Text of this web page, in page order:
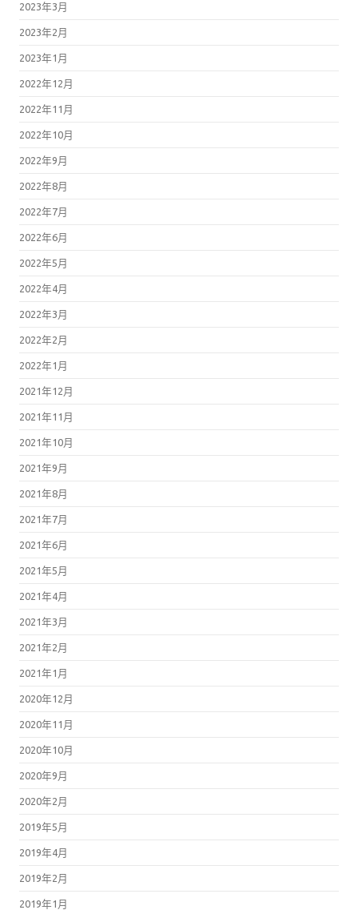
2023年3月
2023年2月
2023年1月
2022年12月
2022年11月
2022年10月
2022年9月
2022年8月
2022年7月
2022年6月
2022年5月
2022年4月
2022年3月
2022年2月
2022年1月
2021年12月
2021年11月
2021年10月
2021年9月
2021年8月
2021年7月
2021年6月
2021年5月
2021年4月
2021年3月
2021年2月
2021年1月
2020年12月
2020年11月
2020年10月
2020年9月
2020年2月
2019年5月
2019年4月
2019年2月
2019年1月